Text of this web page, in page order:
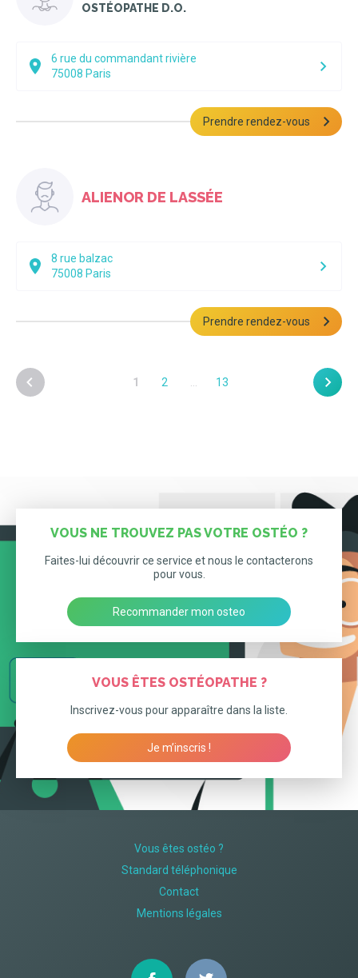
OSTÉOPATHE D.O.
6 rue du commandant rivière
75008 Paris
Prendre rendez-vous
ALIENOR DE LASSÉE
8 rue balzac
75008 Paris
Prendre rendez-vous
1 2 13
VOUS NE TROUVEZ PAS VOTRE OSTÉO ?
Faites-lui découvrir ce service et nous le contacterons
pour vous.
Recommander mon osteo
VOUS ÊTES OSTÉOPATHE ?
Inscrivez-vous pour apparaître dans la liste.
Je m’inscris !
Vous êtes ostéo ?
Standard téléphonique
Contact
Mentions légales